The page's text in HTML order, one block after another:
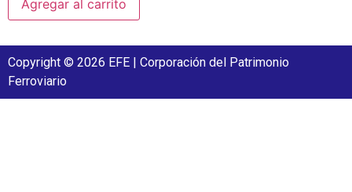
Agregar al carrito
Copyright © 2026 EFE | Corporación del Patrimonio
Ferroviario